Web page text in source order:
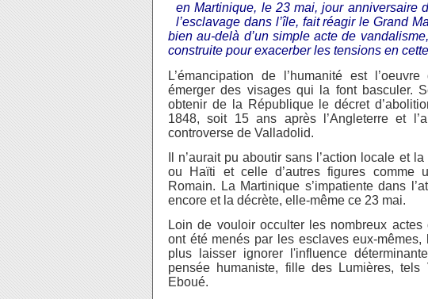
en Martinique, le 23 mai, jour anniversaire
l’esclavage dans l’île, fait réagir le Grand
bien au-delà d’un simple acte de
construite pour exacerber les tensions en
L’émancipation de l’humanité est
émerger des visages qui la font basculer.
obtenir de la République le décret
1848, soit 15 ans après l’Angleterre et
controverse de Valladolid.
Il n’aurait pu aboutir sans l’action locale et
ou Haïti et celle d’autres figures comme
Romain. La Martinique s’impatiente dans
encore et la décrète, elle-même ce 23 mai.
Loin de vouloir occulter les nombreux
ont été menés par les esclaves eux-
plus laisser ignorer l'influence
pensée humaniste, fille des Lumières,
Eboué.